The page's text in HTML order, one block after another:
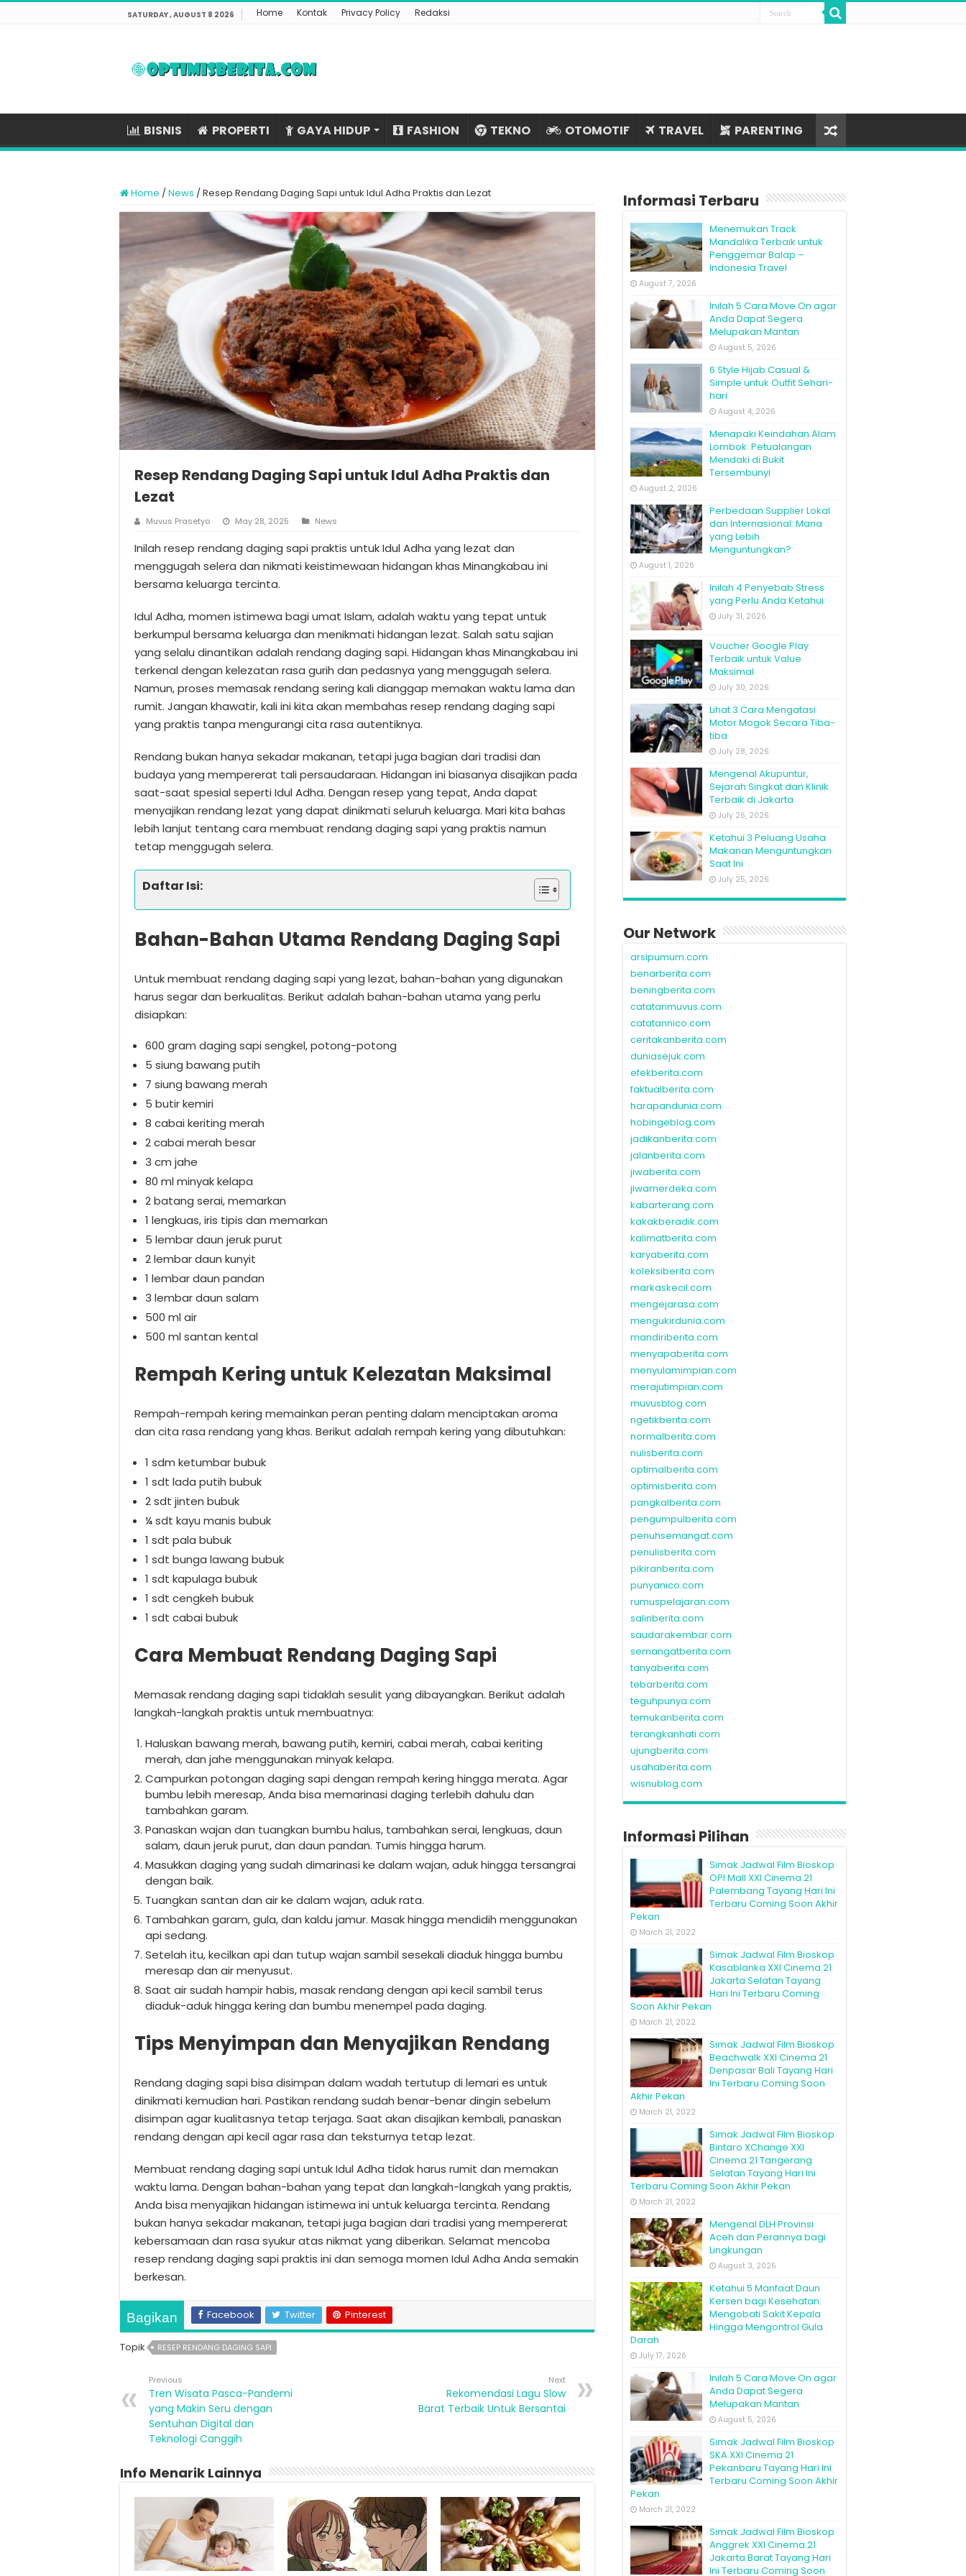
SATURDAY , AUGUST 8 2026 Home Kontak Privacy Policy Redaksi
BISNIS PROPERTI GAYA HIDUP FASHION TEKNO OTOMOTIF TRAVEL PARENTING
Home /News /Resep Rendang Daging Sapi untuk Idul Adha Praktis dan Lezat
Resep Rendang Daging Sapi untuk Idul Adha Praktis dan
Lezat
Muvus Prasetyo May 28, 2025 News
Inilah resep rendang daging sapi praktis untuk Idul Adha yang lezat dan
menggugah selera dan nikmati keistimewaan hidangan khas Minangkabau ini
bersama keluarga tercinta.
Idul Adha, momen istimewa bagi umat Islam, adalah waktu yang tepat untuk
berkumpul bersama keluarga dan menikmati hidangan lezat. Salah satu sajian
yang selalu dinantikan adalah rendang daging sapi. Hidangan khas Minangkabau ini
terkenal dengan kelezatan rasa gurih dan pedasnya yang menggugah selera.
Namun, proses memasak rendang sering kali dianggap memakan waktu lama dan
rumit. Jangan khawatir, kali ini kita akan membahas resep rendang daging sapi
yang praktis tanpa mengurangi cita rasa autentiknya.
Rendang bukan hanya sekadar makanan, tetapi juga bagian dari tradisi dan
budaya yang mempererat tali persaudaraan. Hidangan ini biasanya disajikan pada
saat-saat spesial seperti Idul Adha. Dengan resep yang tepat, Anda dapat
menyajikan rendang lezat yang dapat dinikmati seluruh keluarga. Mari kita bahas
lebih lanjut tentang cara membuat rendang daging sapi yang praktis namun
tetap menggugah selera.
Daftar Isi:
Bahan-Bahan Utama Rendang Daging Sapi
Untuk membuat rendang daging sapi yang lezat, bahan-bahan yang digunakan
harus segar dan berkualitas. Berikut adalah bahan-bahan utama yang perlu
disiapkan:
600 gram daging sapi sengkel, potong-potong
5 siung bawang putih
7 siung bawang merah
5 butir kemiri
8 cabai keriting merah
2 cabai merah besar
3 cm jahe
80 ml minyak kelapa
2 batang serai, memarkan
1 lengkuas, iris tipis dan memarkan
5 lembar daun jeruk purut
2 lembar daun kunyit
1 lembar daun pandan
3 lembar daun salam
500 ml air
500 ml santan kental
Rempah Kering untuk Kelezatan Maksimal
Rempah-rempah kering memainkan peran penting dalam menciptakan aroma
dan cita rasa rendang yang khas. Berikut adalah rempah kering yang dibutuhkan:
1 sdm ketumbar bubuk
1 sdt lada putih bubuk
2 sdt jinten bubuk
¼ sdt kayu manis bubuk
1 sdt pala bubuk
1 sdt bunga lawang bubuk
1 sdt kapulaga bubuk
1 sdt cengkeh bubuk
1 sdt cabai bubuk
Cara Membuat Rendang Daging Sapi
Memasak rendang daging sapi tidaklah sesulit yang dibayangkan. Berikut adalah
langkah-langkah praktis untuk membuatnya:
Haluskan bawang merah, bawang putih, kemiri, cabai merah, cabai keriting
merah, dan jahe menggunakan minyak kelapa.
Campurkan potongan daging sapi dengan rempah kering hingga merata. Agar
bumbu lebih meresap, Anda bisa memarinasi daging terlebih dahulu dan
tambahkan garam.
Panaskan wajan dan tuangkan bumbu halus, tambahkan serai, lengkuas, daun
salam, daun jeruk purut, dan daun pandan. Tumis hingga harum.
Masukkan daging yang sudah dimarinasi ke dalam wajan, aduk hingga tersangrai
dengan baik.
Tuangkan santan dan air ke dalam wajan, aduk rata.
Tambahkan garam, gula, dan kaldu jamur. Masak hingga mendidih menggunakan
api sedang.
Setelah itu, kecilkan api dan tutup wajan sambil sesekali diaduk hingga bumbu
meresap dan air menyusut.
Saat air sudah hampir habis, masak rendang dengan api kecil sambil terus
diaduk-aduk hingga kering dan bumbu menempel pada daging.
Tips Menyimpan dan Menyajikan Rendang
Rendang daging sapi bisa disimpan dalam wadah tertutup di lemari es untuk
dinikmati kemudian hari. Pastikan rendang sudah benar-benar dingin sebelum
disimpan agar kualitasnya tetap terjaga. Saat akan disajikan kembali, panaskan
rendang dengan api kecil agar rasa dan teksturnya tetap lezat.
Membuat rendang daging sapi untuk Idul Adha tidak harus rumit dan memakan
waktu lama. Dengan bahan-bahan yang tepat dan langkah-langkah yang praktis,
Anda bisa menyajikan hidangan istimewa ini untuk keluarga tercinta. Rendang
bukan hanya sekadar makanan, tetapi juga bagian dari tradisi yang mempererat
kebersamaan dan rasa syukur atas nikmat yang diberikan. Selamat mencoba
resep rendang daging sapi praktis ini dan semoga momen Idul Adha Anda semakin
berkesan.
Bagikan Facebook Twitter Pinterest
Topik RESEP RENDANG DAGING SAPI
Previous
Tren Wisata Pasca-Pandemi
yang Makin Seru dengan
Sentuhan Digital dan
Teknologi Canggih
Next
Rekomendasi Lagu Slow
Barat Terbaik Untuk Bersantai
Info Menarik Lainnya
Informasi Terbaru
Menemukan Track
Mandalika Terbaik untuk
Penggemar Balap –
Indonesia Travel
August 7, 2026
Inilah 5 Cara Move On agar
Anda Dapat Segera
Melupakan Mantan
August 5, 2026
6 Style Hijab Casual &
Simple untuk Outfit Sehari-
hari
August 4, 2026
Menapaki Keindahan Alam
Lombok: Petualangan
Mendaki di Bukit
Tersembunyi
August 2, 2026
Perbedaan Supplier Lokal
dan Internasional: Mana
yang Lebih
Menguntungkan?
August 1, 2026
Inilah 4 Penyebab Stress
yang Perlu Anda Ketahui
July 31, 2026
Voucher Google Play
Terbaik untuk Value
Maksimal
July 30, 2026
Lihat 3 Cara Mengatasi
Motor Mogok Secara Tiba-
tiba
July 28, 2026
Mengenal Akupuntur,
Sejarah Singkat dan Klinik
Terbaik di Jakarta
July 26, 2026
Ketahui 3 Peluang Usaha
Makanan Menguntungkan
Saat Ini
July 25, 2026
Our Network
arsipumum.com
benarberita.com
beningberita.com
catatanmuvus.com
catatannico.com
ceritakanberita.com
duniasejuk.com
efekberita.com
faktualberita.com
harapandunia.com
hobingeblog.com
jadikanberita.com
jalanberita.com
jiwaberita.com
jiwamerdeka.com
kabarterang.com
kakakberadik.com
kalimatberita.com
karyaberita.com
koleksiberita.com
markaskecil.com
mengejarasa.com
mengukirdunia.com
mandiriberita.com
menyapaberita.com
menyulamimpian.com
merajutimpian.com
muvusblog.com
ngetikberita.com
normalberita.com
nulisberita.com
optimalberita.com
optimisberita.com
pangkalberita.com
pengumpulberita.com
penuhsemangat.com
penulisberita.com
pikiranberita.com
punyanico.com
rumuspelajaran.com
salinberita.com
saudarakembar.com
semangatberita.com
tanyaberita.com
tebarberita.com
teguhpunya.com
temukanberita.com
terangkanhati.com
ujungberita.com
usahaberita.com
wisnublog.com
Informasi Pilihan
Simak Jadwal Film Bioskop
OPI Mall XXI Cinema 21
Palembang Tayang Hari Ini
Terbaru Coming Soon Akhir
Pekan
March 21, 2022
Simak Jadwal Film Bioskop
Kasablanka XXI Cinema 21
Jakarta Selatan Tayang
Hari Ini Terbaru Coming
Soon Akhir Pekan
March 21, 2022
Simak Jadwal Film Bioskop
Beachwalk XXI Cinema 21
Denpasar Bali Tayang Hari
Ini Terbaru Coming Soon
Akhir Pekan
March 21, 2022
Simak Jadwal Film Bioskop
Bintaro XChange XXI
Cinema 21 Tangerang
Selatan Tayang Hari Ini
Terbaru Coming Soon Akhir Pekan
March 21, 2022
Mengenal DLH Provinsi
Aceh dan Perannya bagi
Lingkungan
August 3, 2025
Ketahui 5 Manfaat Daun
Kersen bagi Kesehatan:
Mengobati Sakit Kepala
Hingga Mengontrol Gula
Darah
July 17, 2026
Inilah 5 Cara Move On agar
Anda Dapat Segera
Melupakan Mantan
August 5, 2026
Simak Jadwal Film Bioskop
SKA XXI Cinema 21
Pekanbaru Tayang Hari Ini
Terbaru Coming Soon Akhir
Pekan
March 21, 2022
Simak Jadwal Film Bioskop
Anggrek XXI Cinema 21
Jakarta Barat Tayang Hari
Ini Terbaru Coming Soon